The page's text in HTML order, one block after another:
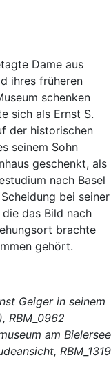
Dame aus
ihres früheren
schenken
sich als Ernst S.
der historischen
seinem Sohn
geschenkt, als
nach Basel
bei seiner
das Bild nach
brachte
gehört.
Geiger in seinem
RBM_0962
am Bielersee
RBM_1319